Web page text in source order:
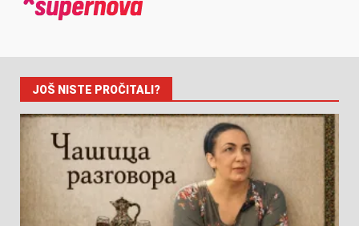
JOŠ NISTE PROČITALI?